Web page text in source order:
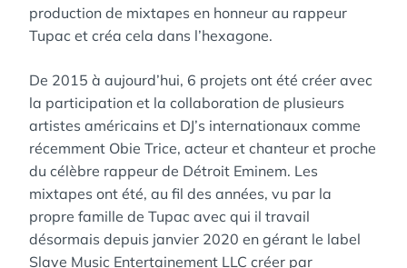
production de mixtapes en honneur au rappeur
Tupac et créa cela dans l’hexagone.
De 2015 à aujourd’hui, 6 projets ont été créer avec
la participation et la collaboration de plusieurs
artistes américains et DJ’s internationaux comme
récemment Obie Trice, acteur et chanteur et proche
du célèbre rappeur de Détroit Eminem. Les
mixtapes ont été, au fil des années, vu par la
propre famille de Tupac avec qui il travail
désormais depuis janvier 2020 en gérant le label
Slave Music Entertainement LLC créer par